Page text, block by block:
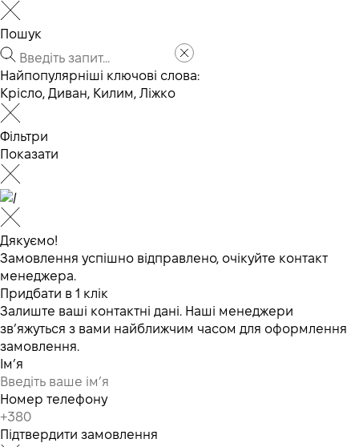
Пошук
Найпопулярніші ключові слова:
Крісло, Диван, Килим, Ліжко
Фільтри
Показати
Дякуємо!
Замовлення успішно відправлено, очікуйте контакт
менеджера.
Придбати в 1 клік
Залиште ваші контактні дані. Наші менеджери
зв’яжуться з вами найближчим часом для оформлення
замовлення.
Ім’я
Номер телефону
Підтвердити замовлення